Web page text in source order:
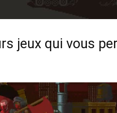
jeux qui vous